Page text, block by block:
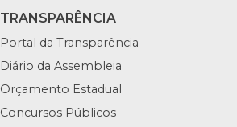
TRANSPARÊNCIA
Portal da Transparência
Diário da Assembleia
Orçamento Estadual
Concursos Públicos